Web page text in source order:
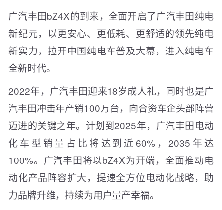
广汽丰田bZ4X的到来，全面开启了广汽丰田纯电
新纪元，以更安心、更低耗、更舒适的领先纯电
新实力，拉开中国纯电车普及大幕，进入纯电车
全新时代。
2022年，广汽丰田迎来18岁成人礼，同时也是广
汽丰田冲击年产销100万台，向合资车企头部阵营
迈进的关键之年。计划到2025年，广汽丰田电动
化车型销量占比将达到近60%，2035年达
100%。广汽丰田将以bZ4X为开端，全面推动电
动化产品阵容扩大，提速全方位电动化战略，助
力品牌升维，持续为用户量产幸福。